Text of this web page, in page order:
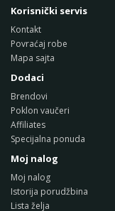
Korisnički servis
Kontakt
Povraćaj robe
Mapa sajta
Dodaci
Brendovi
Poklon vaučeri
Affiliates
Specijalna ponuda
Moj nalog
Moj nalog
Istorija porudžbina
Lista želja